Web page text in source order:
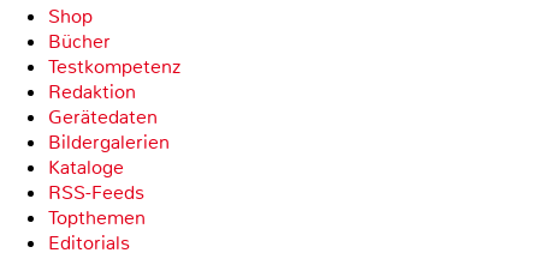
Shop
Bücher
Testkompetenz
Redaktion
Gerätedaten
Bildergalerien
Kataloge
RSS-Feeds
Topthemen
Editorials